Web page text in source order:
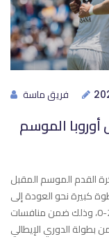
فريق ماسة
الموسم
القدم الموسم المقبل
خطا روما خطوة كبيرة نحو العودة إلى
المسابقة القارية، بفوزه على جاره لاتسيو 2-0، وذلك ضمن منافسات